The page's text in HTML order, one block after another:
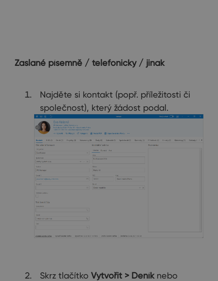
Zaslané písemně / telefonicky / jinak
Najděte si kontakt (popř. příležitosti či
společnost), který žádost podal.
Skrz tlačítko Vytvořit > Deníknebo